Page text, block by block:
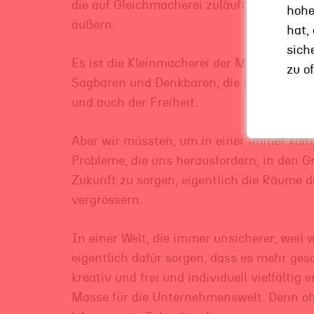
die auf Gleichmacherei zuläuft. Eine
äußern.
Es ist die Kleinmacherei der
Sagbaren und Denkbaren, die Errichtung
und auch der Freiheit.
Aber wir müssten, um in einer immer
Probleme, die uns herausfordern, in den
Zukunft zu sorgen, eigentlich die Räume
vergrössern.
In einer Welt, die immer unsicherer, weil
eigentlich dafür sorgen, dass es mehr
kreativ und frei und individuell vielfältig
Masse für die Unternehmenswelt. Denn
hat,
zu